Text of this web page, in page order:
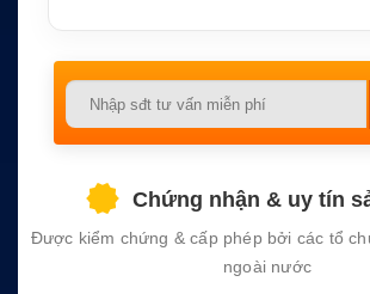
Chứng nhận & uy tín
Được kiểm chứng & cấp phép bởi các tổ
ngoài nước